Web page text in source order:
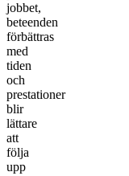
jobbet,
beteenden
förbättras
med
tiden
och
prestationer
blir
lättare
att
följa
upp